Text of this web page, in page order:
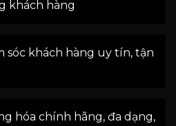
khách hàng
sóc khách hàng uy tín, tận
hóa chính hãng, đa dạng,